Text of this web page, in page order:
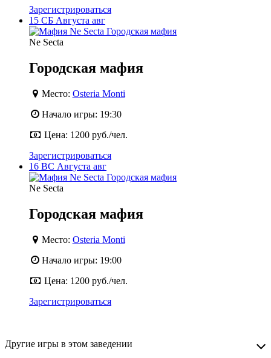
Зарегистрироваться
15 СБ Августа авг
Ne Secta
Городская мафия
Место: Osteria Monti
Начало игры: 19:30
Цена: 1200 руб./чел.
Зарегистрироваться
16 ВС Августа авг
Ne Secta
Городская мафия
Место: Osteria Monti
Начало игры: 19:00
Цена: 1200 руб./чел.
Зарегистрироваться
Другие игры в этом заведении